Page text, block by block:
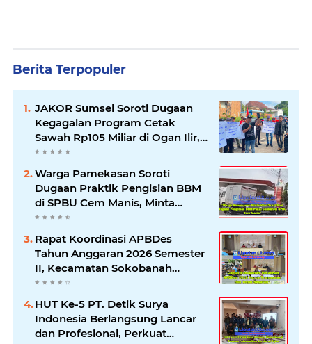
Berita Terpopuler
JAKOR Sumsel Soroti Dugaan
Kegagalan Program Cetak
Sawah Rp105 Miliar di Ogan Ilir,
Desak Kadis Pertanian Mundur
Warga Pamekasan Soroti
Dugaan Praktik Pengisian BBM
di SPBU Cem Manis, Minta
Klarifikasi dan Pengawasan
Rapat Koordinasi APBDes
Tahun Anggaran 2026 Semester
II, Kecamatan Sokobanah
Libatkan 12 Desa
HUT Ke-5 PT. Detik Surya
Indonesia Berlangsung Lancar
dan Profesional, Perkuat